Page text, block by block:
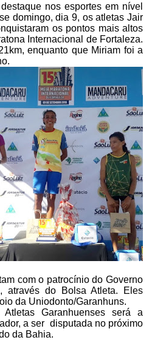
nos esportes em nível
domingo, dia 9, os atletas Jair
os pontos mais altos
Internacional de Fortaleza.
enquanto queMiriam foi a
com o patrocínio do Governo
através do Bolsa Atleta. Eles
da Uniodonto/Garanhuns.
Garanhuenses será a
a ser disputada no próximo
da Bahia.